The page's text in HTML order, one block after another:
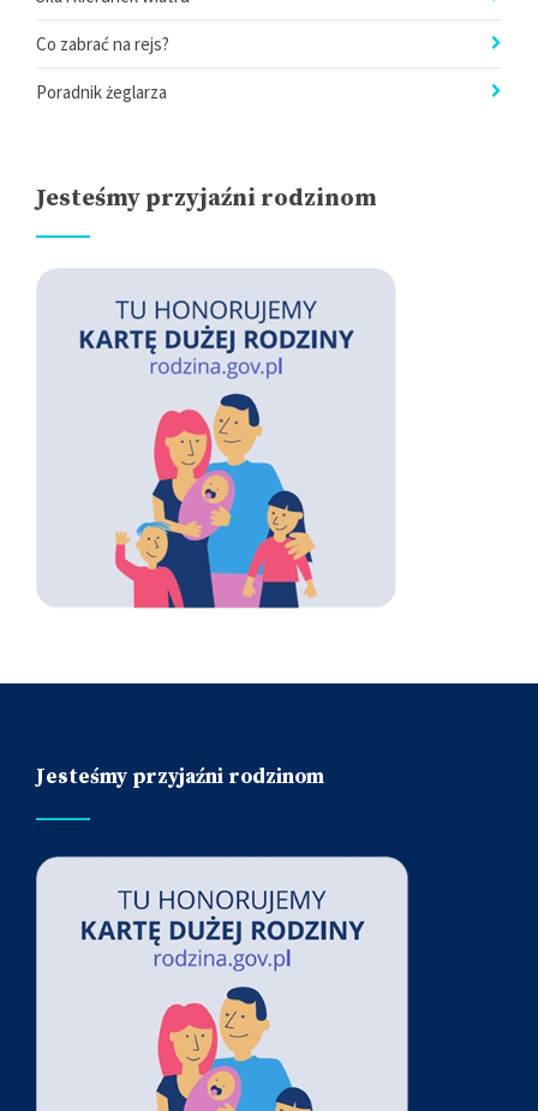
Co zabrać na rejs?
Poradnik żeglarza
Jesteśmy przyjaźni rodzinom
Jesteśmy przyjaźni rodzinom